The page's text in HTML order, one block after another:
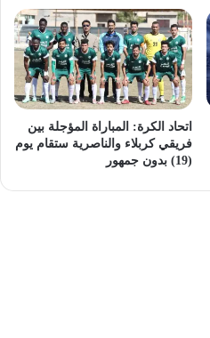
اتحاد الكرة: المباراة المؤجلة بين
فريقي كربلاء والناصرية ستقام يوم
(19) بدون جمهور